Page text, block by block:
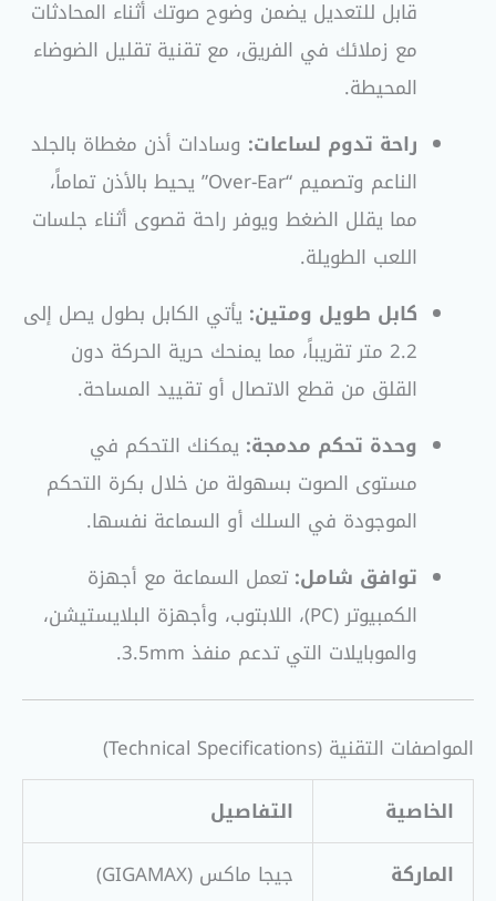
قابل للتعديل يضمن وضوح صوتك أثناء المحادثات
مع زملائك في الفريق، مع تقنية تقليل الضوضاء
المحيطة.
راحة تدوم لساعات: وسادات أذن مغطاة بالجلد
الناعم وتصميم “Over-Ear” يحيط بالأذن تماماً،
مما يقلل الضغط ويوفر راحة قصوى أثناء جلسات
اللعب الطويلة.
كابل طويل ومتين: يأتي الكابل بطول يصل إلى
2.2 متر تقريباً، مما يمنحك حرية الحركة دون
القلق من قطع الاتصال أو تقييد المساحة.
وحدة تحكم مدمجة: يمكنك التحكم في
مستوى الصوت بسهولة من خلال بكرة التحكم
الموجودة في السلك أو السماعة نفسها.
توافق شامل:تعمل السماعة مع أجهزة
الكمبيوتر (PC)، اللابتوب، وأجهزة البلايستيشن،
والموبايلات التي تدعم منفذ 3.5mm.
المواصفات التقنية (Technical Specifications)
الخاصية
التفاصيل
الماركة
جيجا ماكس (GIGAMAX)